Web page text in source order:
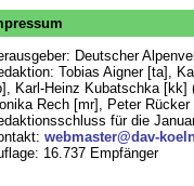
Deutscher
Tobias Aigner [ta],
Karl-Heinz Kubatschka
Rech [mr], Peter
für die
webmaster@dav-
16.737 Empfänger